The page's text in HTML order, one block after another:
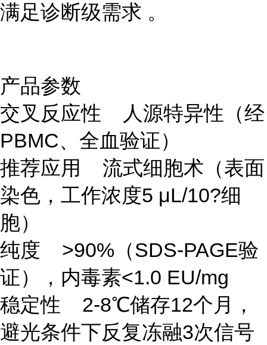
满足诊断级需求 。
产品参数
交叉反应性 人源特异性（经
PBMC、全血验证）
推荐应用 流式细胞术（表面
染色，工作浓度5 μL/10?细
胞）
纯度 >90%（SDS-PAGE验
证），内毒素<1.0 EU/mg
稳定性 2-8℃储存12个月，
避光条件下反复冻融3次信号